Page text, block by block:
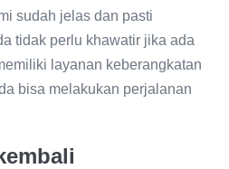
sudah jelas dan pasti
tidak perlu khawatir jika ada
layanan keberangkatan
bisa melakukan perjalanan